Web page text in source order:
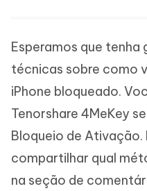
Esperamos que tenha
técnicas sobre como
iPhone bloqueado.
Tenorshare 4MeKey
Bloqueio de Ativação.
compartilhar qual
na seção de